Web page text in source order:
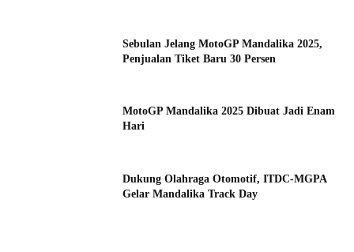
Sebulan Jelang MotoGP Mandalika 2025,
Penjualan Tiket Baru 30 Persen
MotoGP Mandalika 2025 Dibuat Jadi Enam
Hari
Dukung Olahraga Otomotif, ITDC-MGPA
Gelar Mandalika Track Day